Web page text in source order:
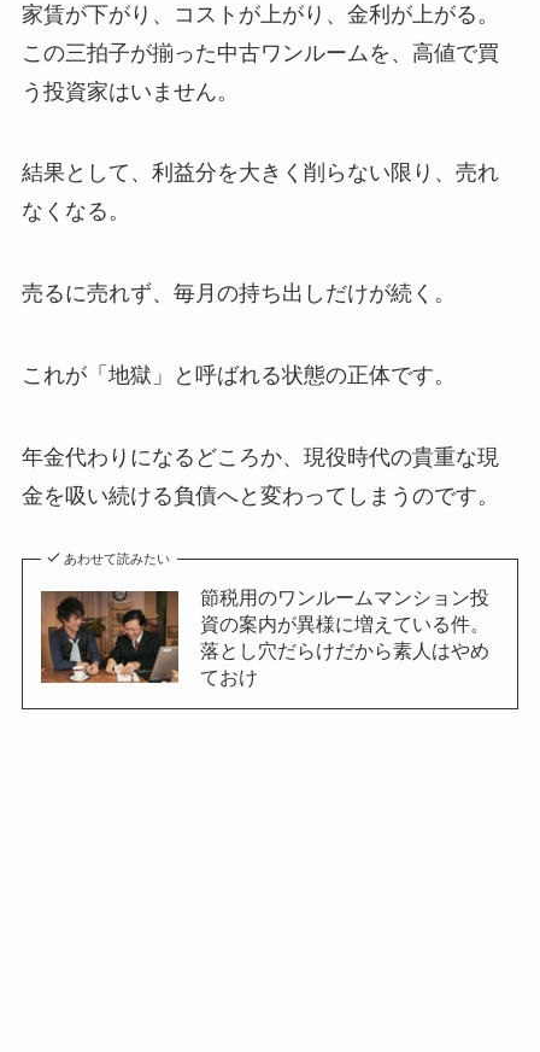
家賃が下がり、コストが上がり、金利が上がる。
この三拍子が揃った中古ワンルームを、高値で買
う投資家はいません。
結果として、利益分を大きく削らない限り、売れ
なくなる。
売るに売れず、毎月の持ち出しだけが続く。
これが「地獄」と呼ばれる状態の正体です。
年金代わりになるどころか、現役時代の貴重な現
金を吸い続ける負債へと変わってしまうのです。
あわせて読みたい
節税用のワンルームマンション投
資の案内が異様に増えている件。
落とし穴だらけだから素人はやめ
ておけ